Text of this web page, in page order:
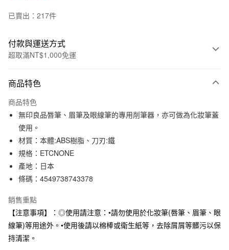
已賣出：217件
付款與運送方式
超取滿NT$1,000免運
信用卡一次付款
信用卡分期付款
3 期 0 利率 每期
合作金庫商業銀行
華南商業銀行
上海商業儲蓄銀行
臺灣中小企業銀行
匯豐（台灣）商業銀行
聯邦商業銀行
元大商業銀行
永豐商業銀行
玉山商業銀行
星展（台灣）商業銀行
台新國際商業銀行
超商取貨付款
LINE Pay
Apple Pay
街口支付
悠遊付
運送方式
商品特色
商品特色
無印良品唇筆、眉筆及眼線筆的專用削筆器，亦可做為化妝筆蓋
使用。
材質：本體:ABS樹脂、刀刃:鐵
規格：ETCNONE
產地：日本
條碼：4549738743378
銷售重點
【注意事項】：◎使用請注意：•請勿使用於化妝筆(唇筆、眉筆、眼
線筆)等用途外。•使用後請以棉棒或衛生紙等，去除屑屑等髒污以保
持清潔。